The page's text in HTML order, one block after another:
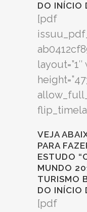
DO INÍCIO
[pdf
layout=”1″
VEJA
PARA
ESTUDO
MUNDO
TURISMO
DO INÍCIO
[pdf